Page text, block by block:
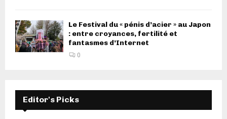
Le Festival du « pénis d’acier » au Japon
: entre croyances, fertilité et
fantasmes d’Internet
0
Editor's Picks